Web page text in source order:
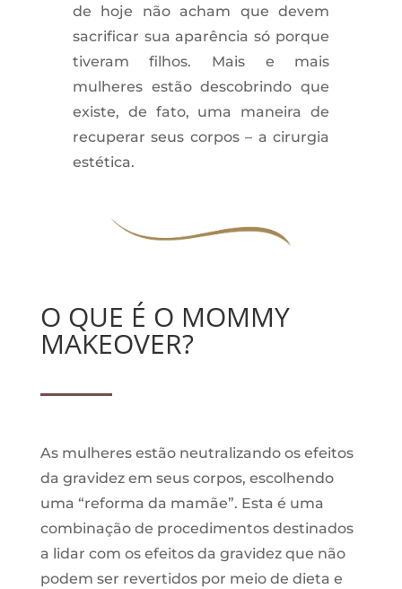
de hoje não acham que devem
sacrificar sua aparência só porque
tiveram filhos. Mais e mais
mulheres estão descobrindo que
existe, de fato, uma maneira de
recuperar seus corpos – a cirurgia
estética.
O QUE É O MOMMY
MAKEOVER?
As mulheres estão neutralizando os efeitos
da gravidez em seus corpos, escolhendo
uma “reforma da mamãe”. Esta é uma
combinação de procedimentos destinados
a lidar com os efeitos da gravidez que não
podem ser revertidos por meio de dieta e